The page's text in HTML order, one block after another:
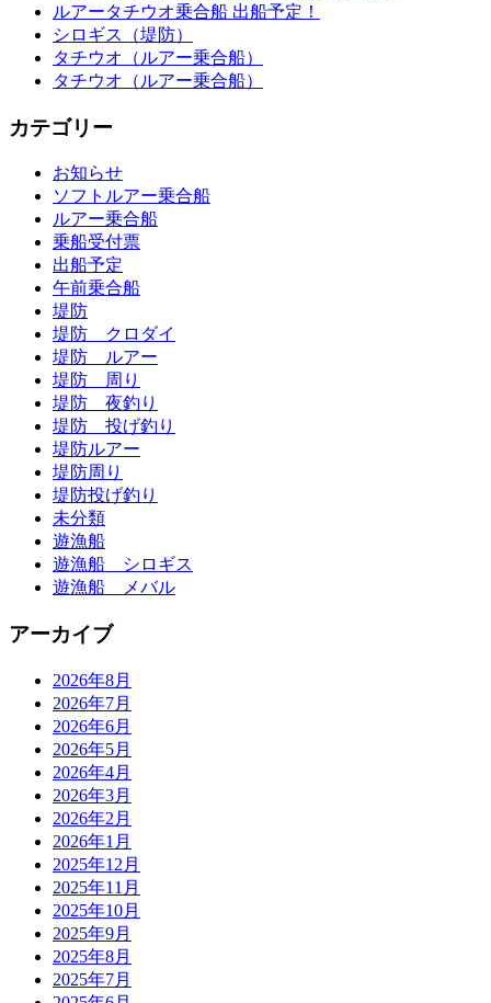
ルアータチウオ乗合船 出船予定！
シロギス（堤防）
タチウオ（ルアー乗合船）
タチウオ（ルアー乗合船）
カテゴリー
お知らせ
ソフトルアー乗合船
ルアー乗合船
乗船受付票
出船予定
午前乗合船
堤防
堤防 クロダイ
堤防 ルアー
堤防 周り
堤防 夜釣り
堤防 投げ釣り
堤防ルアー
堤防周り
堤防投げ釣り
未分類
遊漁船
遊漁船 シロギス
遊漁船 メバル
アーカイブ
2026年8月
2026年7月
2026年6月
2026年5月
2026年4月
2026年3月
2026年2月
2026年1月
2025年12月
2025年11月
2025年10月
2025年9月
2025年8月
2025年7月